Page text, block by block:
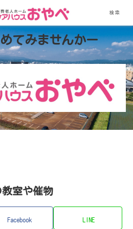
静かな環境のケアハ
てみませんかー
室や催物
Facebook LINE
検索